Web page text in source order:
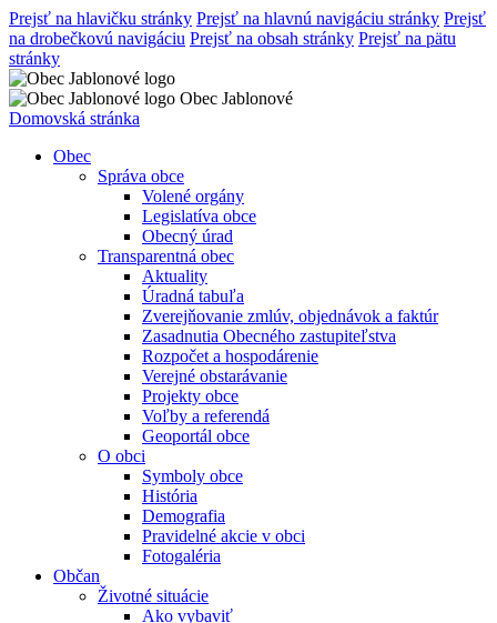
Prejsť na hlavičku stránky Prejsť na hlavnú navigáciu stránky Prejsť
na drobečkovú navigáciu Prejsť na obsah stránky Prejsť na pätu
stránky
Obec Jablonové
Domovská stránka
Obec
Správa obce
Volené orgány
Legislatíva obce
Obecný úrad
Transparentná obec
Aktuality
Úradná tabuľa
Zverejňovanie zmlúv, objednávok a faktúr
Zasadnutia Obecného zastupiteľstva
Rozpočet a hospodárenie
Verejné obstarávanie
Projekty obce
Voľby a referendá
Geoportál obce
O obci
Symboly obce
História
Demografia
Pravidelné akcie v obci
Fotogaléria
Občan
Životné situácie
Ako vybaviť